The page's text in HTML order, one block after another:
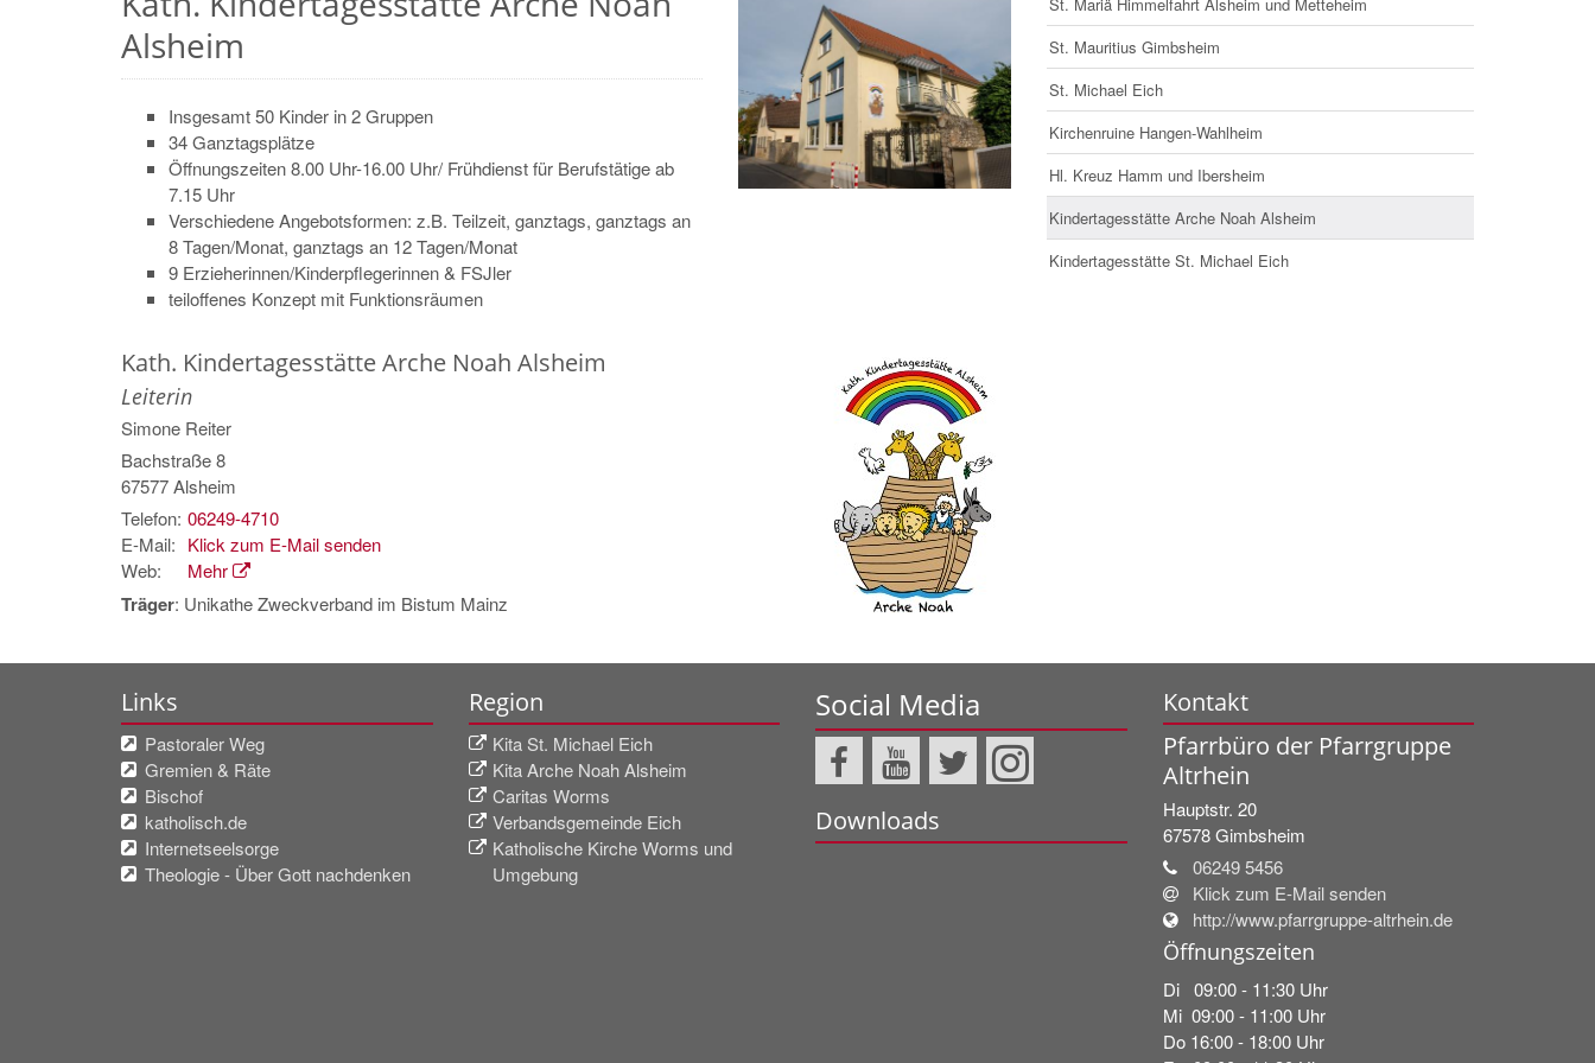
Alsheim
Insgesamt 50 Kinder in 2 Gruppen
34 Ganztagsplätze
Öffnungszeiten 8.00 Uhr-16.00 Uhr/ Frühdienst für Berufstätige ab
7.15 Uhr
Verschiedene Angebotsformen: z.B. Teilzeit, ganztags, ganztags an
8 Tagen/Monat, ganztags an 12 Tagen/Monat
9 Erzieherinnen/Kinderpflegerinnen & FSJler
teiloffenes Konzept mit Funktionsräumen
Kath. Kindertagesstätte Arche Noah Alsheim
Leiterin
Simone Reiter
Bachstraße 8
67577Alsheim
Telefon: 06249-4710
E-Mail: Klick zum E-Mail senden
Web:
Mehr
Träger: Unikathe Zweckverband im Bistum Mainz
St. Mauritius Gimbsheim
St. Michael Eich
Kirchenruine Hangen-Wahlheim
Hl. Kreuz Hamm und Ibersheim
Kindertagesstätte Arche Noah Alsheim
Kindertagesstätte St. Michael Eich
Links
Pastoraler Weg
Gremien & Räte
Bischof
katholisch.de
Internetseelsorge
Theologie - Über Gott nachdenken
Region
Kita St. Michael Eich
Kita Arche Noah Alsheim
Caritas Worms
Verbandsgemeinde Eich
Katholische Kirche Worms und
Umgebung
Social Media
Downloads
Kontakt
Pfarrbüro der Pfarrgruppe
Altrhein
Hauptstr. 20
67578Gimbsheim
06249 5456
Klick zum E-Mail senden
http://www.pfarrgruppe-altrhein.de
Öffnungszeiten
Di 09:00 - 11:30 Uhr
Mi 09:00 - 11:00 Uhr
Do 16:00 - 18:00 Uhr